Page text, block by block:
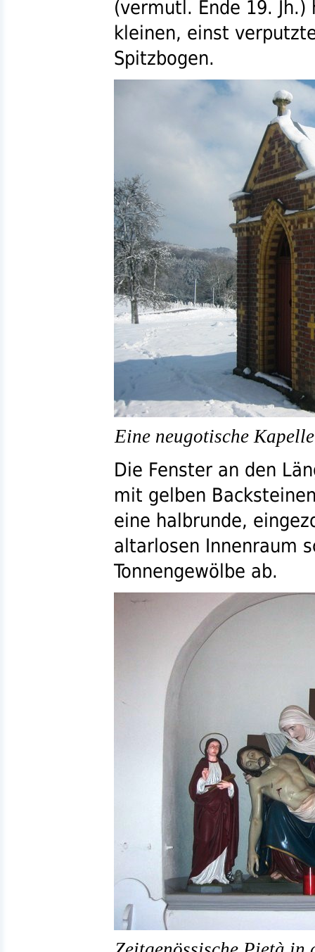
(vermutl. Ende 19. Jh.)
kleinen, einst
Spitzbogen.
Eine neugotische
Die Fenster an den
mit gelben
eine halbrunde,
altarlosen Innenraum
Tonnengewölbe ab.